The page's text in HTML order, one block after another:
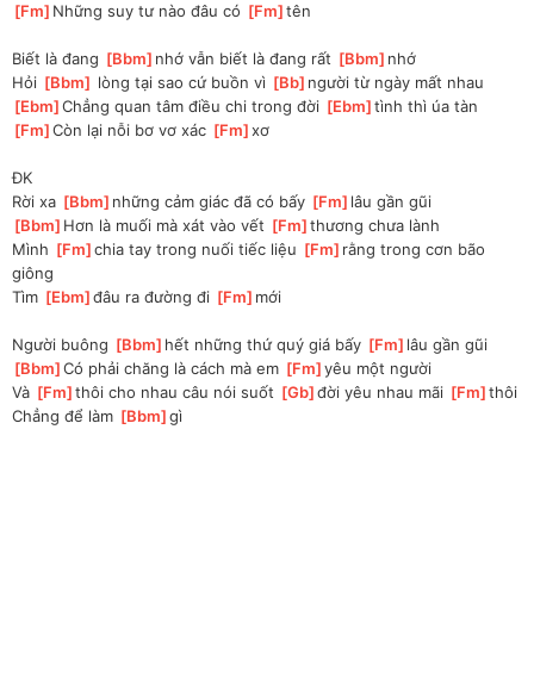
[Fm ]Những suy tư nào đâu có [Fm ]tên
Biết là đang [Bbm ]nhớ vẫn biết là đang rất [Bbm ]nhớ
Hỏi [Bbm lòng tại sao cứ buồn vì [Bb ]người từ ngày mất nhau
[Ebm ]
Chẳng quan tâm điều chi trong đời [Ebm ]tình thì úa tàn
[Fm ]
Còn lại nỗi bơ vơ xác [Fm ]
xơ
ĐK
Rời xa [Bbm ]những cảm giác đã có bấy [Fm ]lâu gần gũi
[Bbm ]Hơn là muối mà xát vào vết [Fm ]thương chưa lành
Mình [Fm ]
chia tay trong nuối tiếc liệu [Fm ]rằng trong cơn bão
giông
Tìm [Ebm ]
đâu ra đường đi [Fm ]mới
Người buông [Bbm ]hết những thứ quý giá bấy [Fm ]lâu gần gũi
[Bbm ]
Có phải chăng là cách mà em [Fm ]
yêu một người
Và [Fm ]thôi cho nhau câu nói suốt [Gb ]
đời yêu nhau mãi [Fm ]thôi
Chẳng để làm [Bbm ]
gì